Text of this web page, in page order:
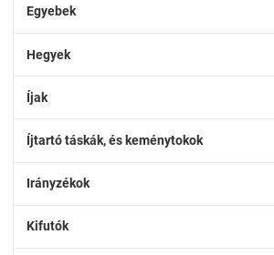
Egyebek
Hegyek
Íjak
Íjtartó táskák, és keménytokok
Irányzékok
Kifutók